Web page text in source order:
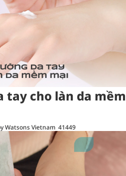
tay cho làn da mềm
Watsons Vietnam 41449